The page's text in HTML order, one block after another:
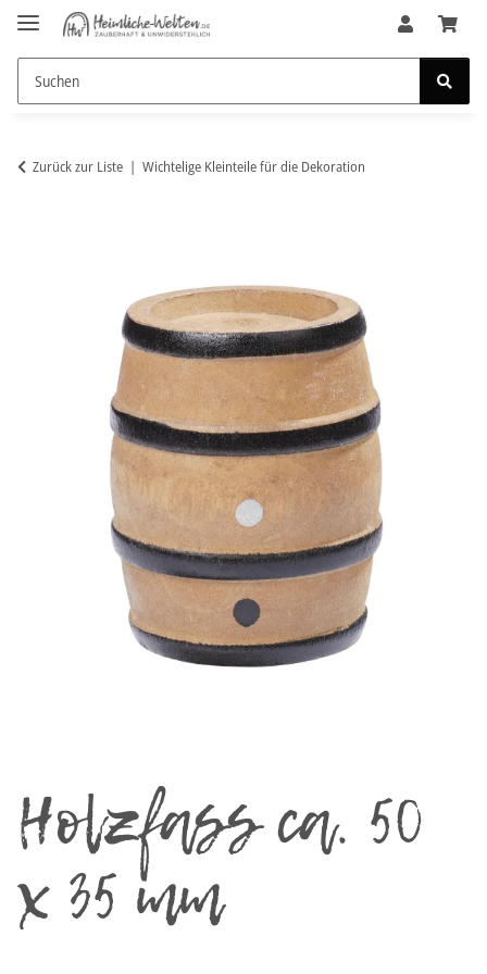
Zurück zur Liste Wichtelige Kleinteile für die Dekoration
Holzfass ca. 50
x 35 mm